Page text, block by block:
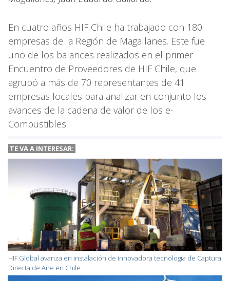
En cuatro años HIF Chile ha trabajado con 180
empresas de la Región de Magallanes. Este fue
uno de los balances realizados en el primer
Encuentro de Proveedores de HIF Chile, que
agrupó a más de 70 representantes de 41
empresas locales para analizar en conjunto los
avances de la cadena de valor de los e-
Combustibles.
TE VA A INTERESAR:
HIF Global avanza en instalación de innovadora tecnología de Captura
Directa de Aire en Chile